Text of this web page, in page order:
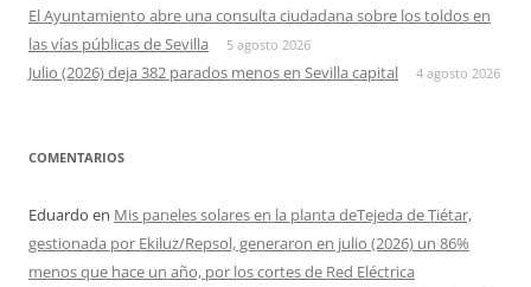
El Ayuntamiento abre una consulta ciudadana sobre los toldos en
las vías públicas de Sevilla
5 agosto 2026
Julio (2026) deja 382 parados menos en Sevilla capital 4 agosto 2026
COMENTARIOS
Eduardo en Mis paneles solares en la planta deTejeda de Tiétar,
gestionada por Ekiluz/Repsol, generaron en julio (2026) un 86%
menos que hace un año, por los cortes de Red Eléctrica